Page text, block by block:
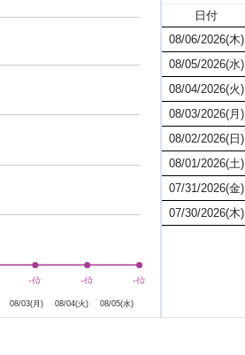
8月3日 8月4日
-位
-位 -位
-位 -位
-位
08/03(月) 08/04(火) 08/05(水)
日付
08/06/2026(木)
08/05/2026(水)
08/04/2026(火)
08/03/2026(月)
08/02/2026(日)
08/01/2026(土)
07/31/2026(金)
07/30/2026(木)